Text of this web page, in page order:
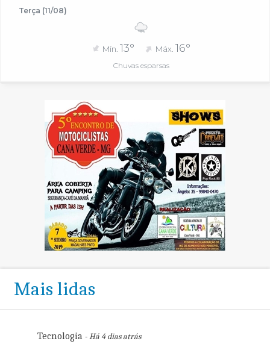
Terça (11/08)
Mín. 13° Máx. 16°
Chuvas esparsas
Mais lidas
Tecnologia- Há 4 dias atrás